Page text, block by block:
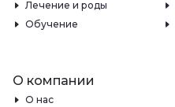
Лечение и роды
Обучение
О компании
О нас